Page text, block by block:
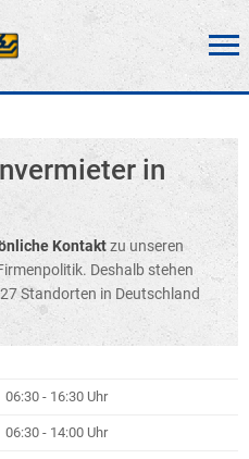
in
Kontaktzu unseren
Deshalb stehen
Standorten in Deutschland
06:30 - 16:30 Uhr
06:30 - 14:00 Uhr